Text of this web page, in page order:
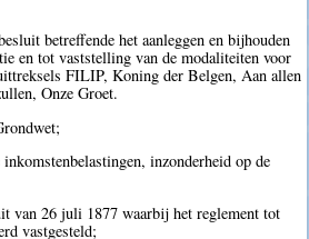
betreffende het aanleggen en bijhouden
en tot vaststelling van de modaliteiten voor
FILIP, Koning der Belgen, Aan allen
Onze Groet.
inzonderheid op de
van 26 juli 1877 waarbij het reglement tot
vastgesteld;